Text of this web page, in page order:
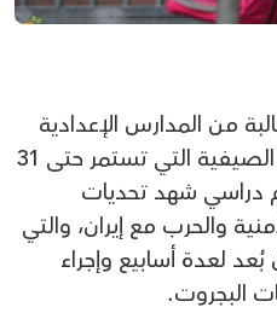
وطالبة من المدارس الإعدادية
والثانوية العربية إلى العطلة الصيفية التي تستمر حتى 31
بعد عام دراسي شهد تحديات
والحرب مع إيران، والتي
لعدة أسابيع وإجراء
البجروت.